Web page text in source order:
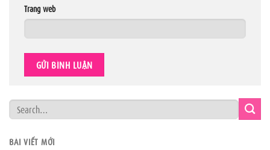
Trang web
BÀI VIẾT MỚI